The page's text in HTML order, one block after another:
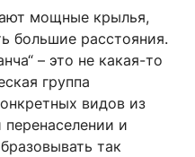
мощные крылья,
большие расстояния.
– это не какая-то
группа
видов из
и
так